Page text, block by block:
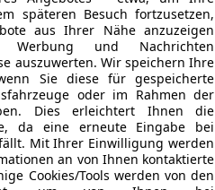
späteren Besuch fortzusetzen,
aus Ihrer Nähe anzuzeigen
Werbung und Nachrichten
auszuwerten. Wir speichern Ihre
Sie diese für gespeicherte
oder im Rahmen der
Dies erleichtert Ihnen die
da eine erneute Eingabe bei
Mit Ihrer Einwilligung werden
an von Ihnen kontaktierte
Cookies/Tools werden von den